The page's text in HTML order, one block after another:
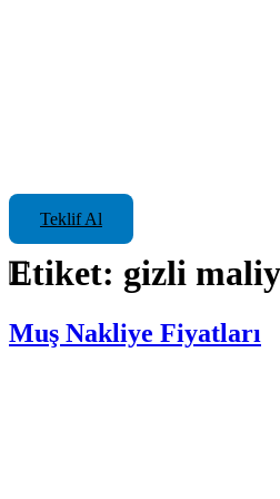
Teklif Al
Etiket: gizli
Muş Nakliye Fiyatları